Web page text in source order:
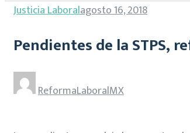
Justicia Laboralagosto 16, 2018
Pendientes de la STPS,
ReformaLaboralMX